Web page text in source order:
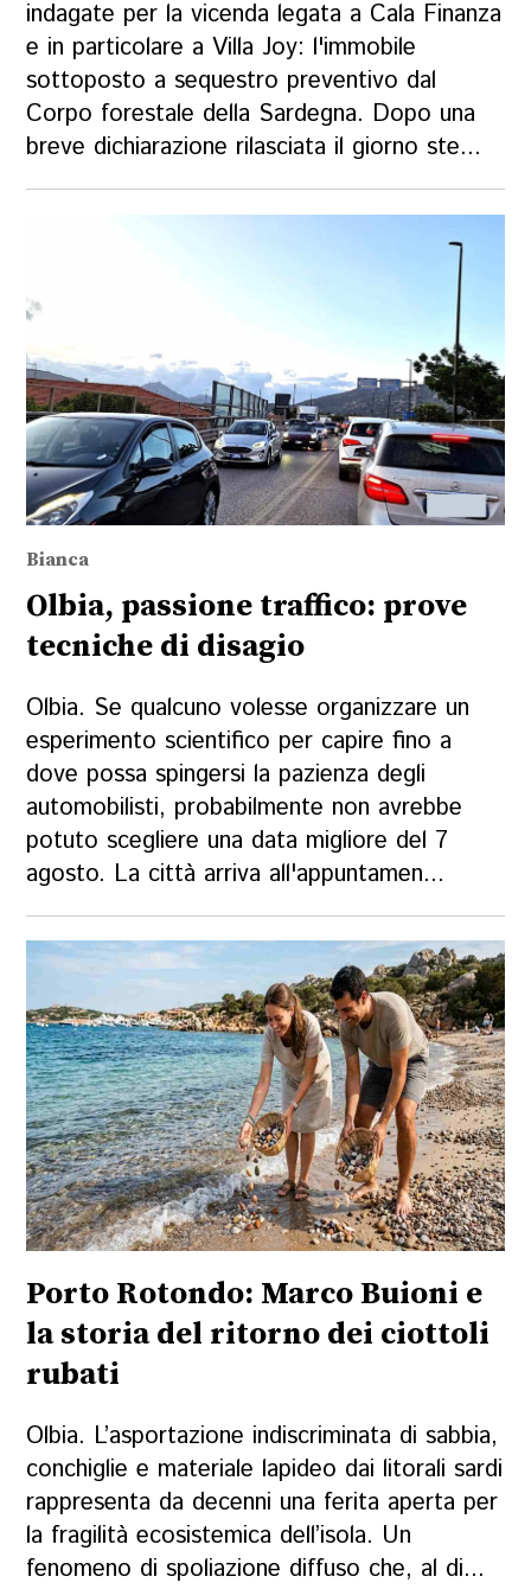
indagate per la vicenda legata a Cala Finanza
e in particolare a Villa Joy: l'immobile
sottoposto a sequestro preventivo dal
Corpo forestale della Sardegna. Dopo una
breve dichiarazione rilasciata il giorno ste...
Bianca
Olbia, passione traffico: prove
tecniche di disagio
Olbia. Se qualcuno volesse organizzare un
esperimento scientifico per capire fino a
dove possa spingersi la pazienza degli
automobilisti, probabilmente non avrebbe
potuto scegliere una data migliore del 7
agosto. La città arriva all'appuntamen...
Porto Rotondo: Marco Buioni e
la storia del ritorno dei ciottoli
rubati
Olbia. L’asportazione indiscriminata di sabbia,
conchiglie e materiale lapideo dai litorali sardi
rappresenta da decenni una ferita aperta per
la fragilità ecosistemica dell’isola. Un
fenomeno di spoliazione diffuso che, al di...